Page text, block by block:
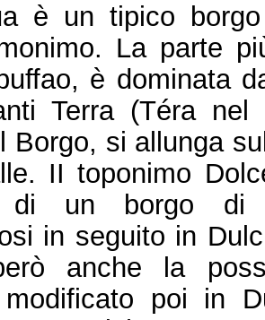
- 20/11/2016
€
TERRA DEI
DORIA
- 31/12/2017
STORIA ED
PERIODO
- 31/12/2017
€
è un tipico
La parte
è dominata
Terra (Téra
Borgo, si allunga
II toponimo
di un borgo di
in seguito in
anche la
modificato poi in